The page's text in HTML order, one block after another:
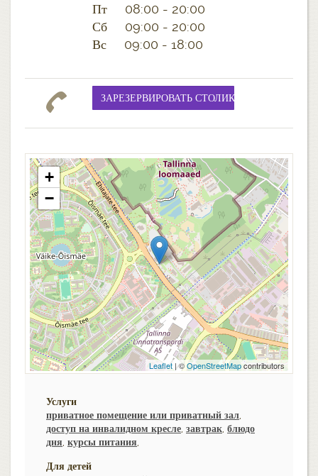
Пт 08:00 - 20:00
Сб 09:00 - 20:00
Вс 09:00 - 18:00
+
−
Leaflet | ©OpenStreetMapcontributors
Услуги
приватное помещение или приватный зал,
доступ на инвалидном кресле, завтрак, блюдо
дня, курсы питания,
Для детей